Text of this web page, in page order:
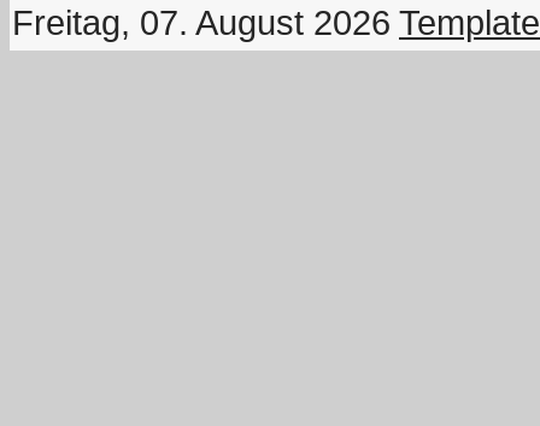
Freitag, 07. August 2026